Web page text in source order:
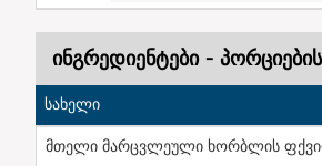
ინგრედიენტები -
სახელი
მთელი მარცვლეული ხორბლის